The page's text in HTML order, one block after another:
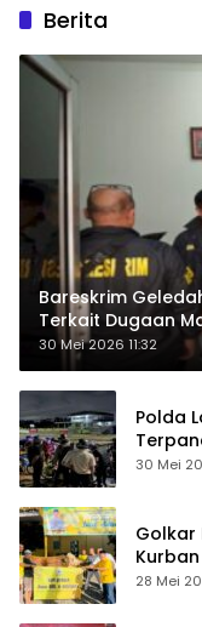
Berita
Bareskrim
Terkait Dugaan
30 Mei 2026 11:32
Polda
30 Mei
Golkar
28 Mei